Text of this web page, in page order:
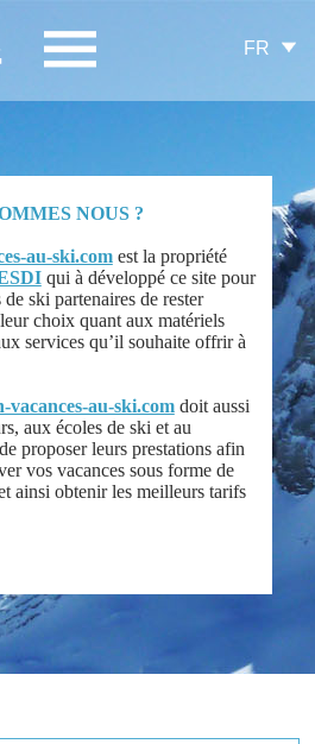
FR
NOUS ?
au-ski.comest la propriété
qui à développé ce site pour
ski partenaires de rester
choix quant aux matériels
services qu’il souhaite offrir à
vacances-au-ski.comdoit aussi
aux écoles de ski et au
proposer leurs prestations afin
vos vacances sous forme de
ainsi obtenir les meilleurs tarifs